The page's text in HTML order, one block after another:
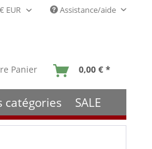
FR Assistance/aide
Panier 0,00 € *
catégories SALE